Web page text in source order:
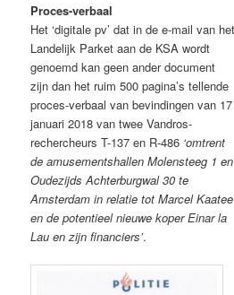
Proces-verbaal
Het ‘digitale pv’ dat in de e-mail van het
Landelijk Parket aan de KSA wordt
genoemd kan geen ander document
zijn dan het ruim 500 pagina’s tellende
proces-verbaal van bevindingen van 17
januari 2018 van twee Vandros-
rechercheurs T-137 en R-486 ‘omtrent
de amusementshallen Molensteeg 1 en
Oudezijds Achterburgwal 30 te
Amsterdam in relatie tot Marcel Kaatee
en de potentieel nieuwe koper Einar la
Lau en zijn financiers’.